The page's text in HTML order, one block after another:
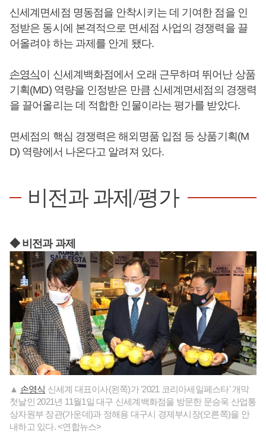
신세계면세점 명동점을 안착시키는 데 기여한 점을 인
정받은 동시에 본격적으로 면세점 사업의 경쟁력을 끌
어올려야 하는 과제를 안게 됐다.
손영식이 신세계백화점에서 오래 근무하며 뛰어난 상품
기획(MD) 역량을 인정받은 만큼 신세계면세점의 경쟁력
을 끌어올리는 데 적합한 인물이라는 평가를 받았다.
면세점의 핵심 경쟁력은 해외명품 입점 등 상품기획(M
D) 역량에서 나온다고 알려져 있다.
비전과 과제/평가
◆ 비전과 과제
▲ 손영식 신세계 대표이사(왼쪽)가 '2021 코리아세일페스타' 개막
첫날인 2021년 11월1일 대구 신세계백화점을 방문한 문승욱 산업통
상자원부 장관(가운데)과 정해용 대구시 경제부시장(오른쪽)을 안
내하고 있다. <연합뉴스>